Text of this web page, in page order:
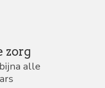
zorg
alle